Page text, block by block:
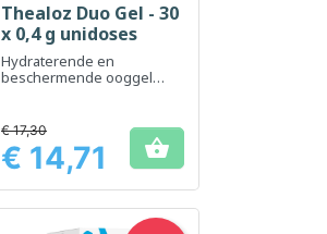
Snel bekijken
Thealoz Duo Gel - 30
x 0,4 g unidoses
Hydraterende en
beschermende ooggel
Prijs
€ 17,30
€ 14,71 